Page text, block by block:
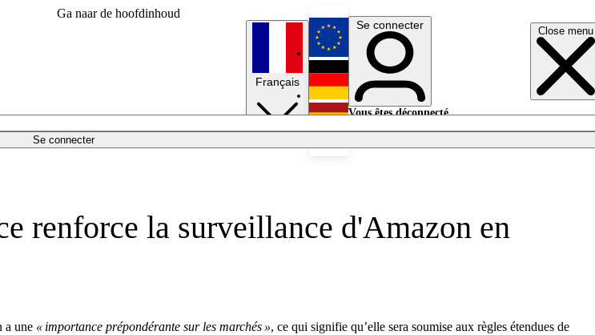
Ga naar de hoofdinhoud
Close menu
Se connecter
Français
English
Deutsch
Se connecter
Vous êtes déconnecté.
renforce la surveillance d'Amazon en
a une « importance prépondérante sur les marchés », ce qui signifie qu’elle sera soumise aux règles étendues de